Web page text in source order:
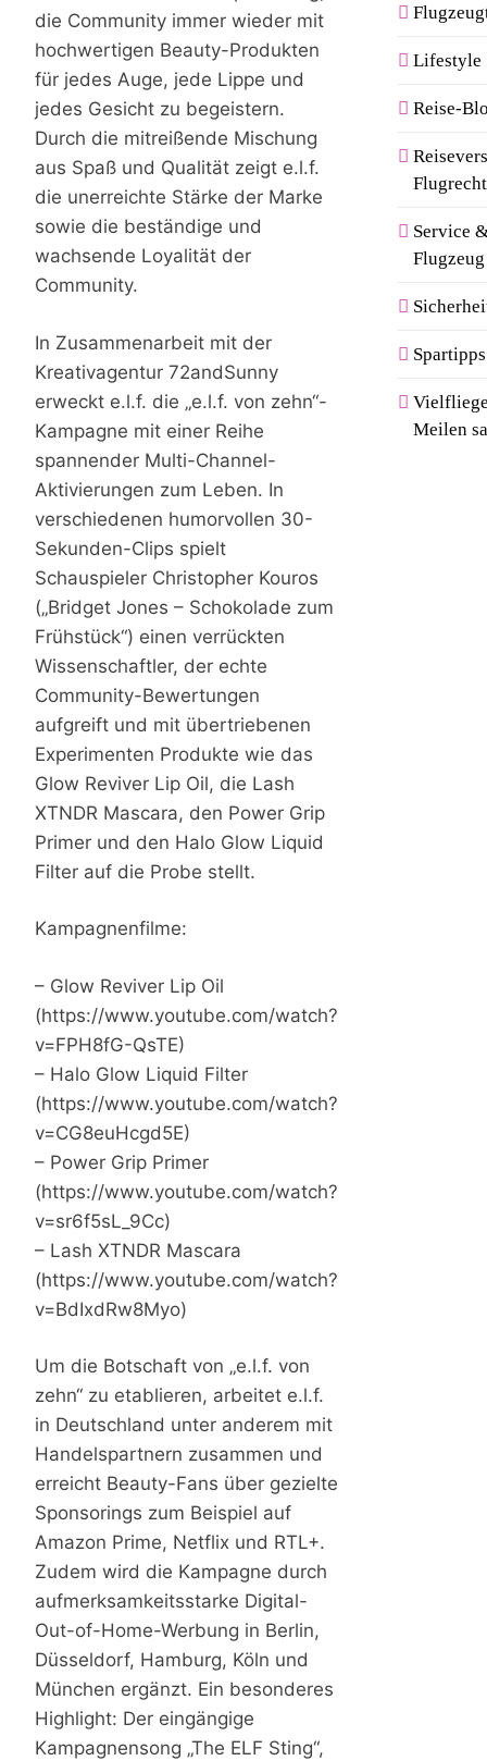
die Community immer wieder mit
hochwertigen Beauty-Produkten
für jedes Auge, jede Lippe und
jedes Gesicht zu begeistern.
Durch die mitreißende Mischung
aus Spaß und Qualität zeigt e.l.f.
die unerreichte Stärke der Marke
sowie die beständige und
wachsende Loyalität der
Community.
In Zusammenarbeit mit der
Kreativagentur 72andSunny
erweckt e.l.f. die „e.l.f. von zehn“-
Kampagne mit einer Reihe
spannender Multi-Channel-
Aktivierungen zum Leben. In
verschiedenen humorvollen 30-
Sekunden-Clips spielt
Schauspieler Christopher Kouros
(„Bridget Jones – Schokolade zum
Frühstück“) einen verrückten
Wissenschaftler, der echte
Community-Bewertungen
aufgreift und mit übertriebenen
Experimenten Produkte wie das
Glow Reviver Lip Oil, die Lash
XTNDR Mascara, den Power Grip
Primer und den Halo Glow Liquid
Filter auf die Probe stellt.
Kampagnenfilme:
– Glow Reviver Lip Oil
(https://www.youtube.com/watch?
v=FPH8fG-QsTE)
– Halo Glow Liquid Filter
(https://www.youtube.com/watch?
v=CG8euHcgd5E)
– Power Grip Primer
(https://www.youtube.com/watch?
v=sr6f5sL_9Cc)
– Lash XTNDR Mascara
(https://www.youtube.com/watch?
v=BdIxdRw8Myo)
Um die Botschaft von „e.l.f. von
zehn“ zu etablieren, arbeitet e.l.f.
in Deutschland unter anderem mit
Handelspartnern zusammen und
erreicht Beauty-Fans über gezielte
Sponsorings zum Beispiel auf
Amazon Prime, Netflix und RTL+.
Zudem wird die Kampagne durch
aufmerksamkeitsstarke Digital-
Out-of-Home-Werbung in Berlin,
Düsseldorf, Hamburg, Köln und
München ergänzt. Ein besonderes
Highlight: Der eingängige
Kampagnensong „The ELF Sting“,
Lifestyle
Reise-
Service
Flugzeug
Spartipps
Meilen